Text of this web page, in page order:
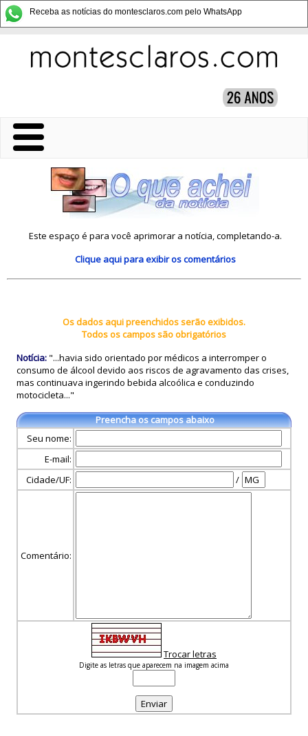
Receba as notícias do montesclaros.com pelo WhatsApp
Este espaço é para você aprimorar a notícia, completando-a.
Clique aquipara exibir os comentários
Os dados aqui preenchidos serão exibidos.
Todos os campos são obrigatórios
Notícia: "...havia sido orientado por médicos a interromper o
consumo de álcool devido aos riscos de agravamento das crises,
mas continuava ingerindo bebida alcoólica e conduzindo
motocicleta..."
Preencha os campos abaixo
Seu nome:
E-mail:
Cidade/UF:
/
Comentário:
Trocar letras
Digite as letras que aparecem na imagem acima